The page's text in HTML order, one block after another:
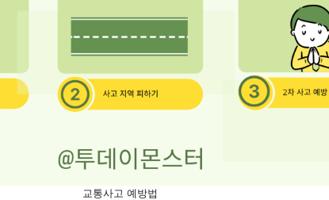
교통사고 예방법